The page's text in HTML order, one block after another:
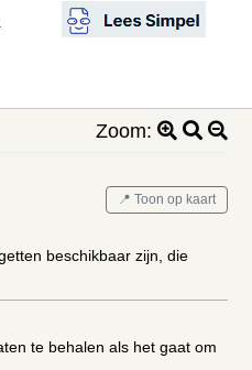
Zoom:
📍 Toon op kaart
beschikbaar zijn, die
te behalen als het gaat om